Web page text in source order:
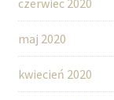
maj 2020
kwiecień 2020